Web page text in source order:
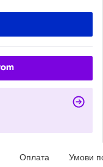
Оплата Умови